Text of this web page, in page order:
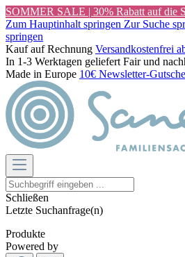
SOMMER SALE | 30% Rabatt auf die
Zum Hauptinhalt springen Zur Suche
springen
Kauf auf Rechnung Versandkostenfrei
In 1-3 Werktagen geliefert Fair und
Made in Europe 10€ Newsletter-
Schließen
Letzte Suchanfrage(n)
Produkte
Powered by